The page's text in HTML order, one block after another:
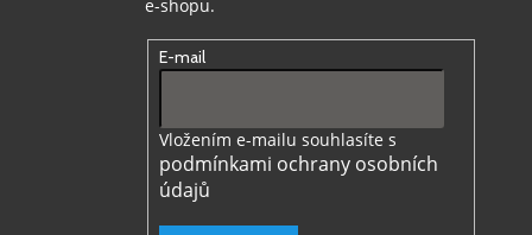
e-shopu.
E-mail
Vložením e-mailu souhlasíte s
podmínkami ochrany osobních
údajů